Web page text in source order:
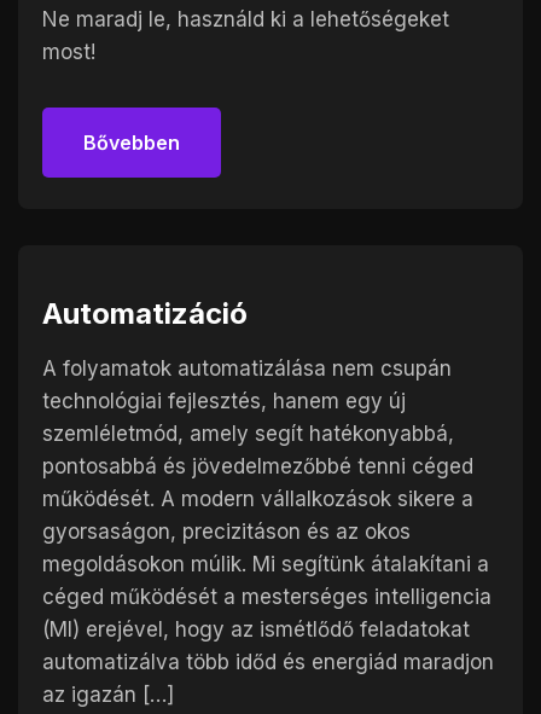
Ne maradj le, használd ki a lehetőségeket
most!
Bővebben
Automatizáció
A folyamatok automatizálása nem csupán
technológiai fejlesztés, hanem egy új
szemléletmód, amely segít hatékonyabbá,
pontosabbá és jövedelmezőbbé tenni céged
működését. A modern vállalkozások sikere a
gyorsaságon, precizitáson és az okos
megoldásokon múlik. Mi segítünk átalakítani a
céged működését a mesterséges intelligencia
(MI) erejével, hogy az ismétlődő feladatokat
automatizálva több időd és energiád maradjon
az igazán […]